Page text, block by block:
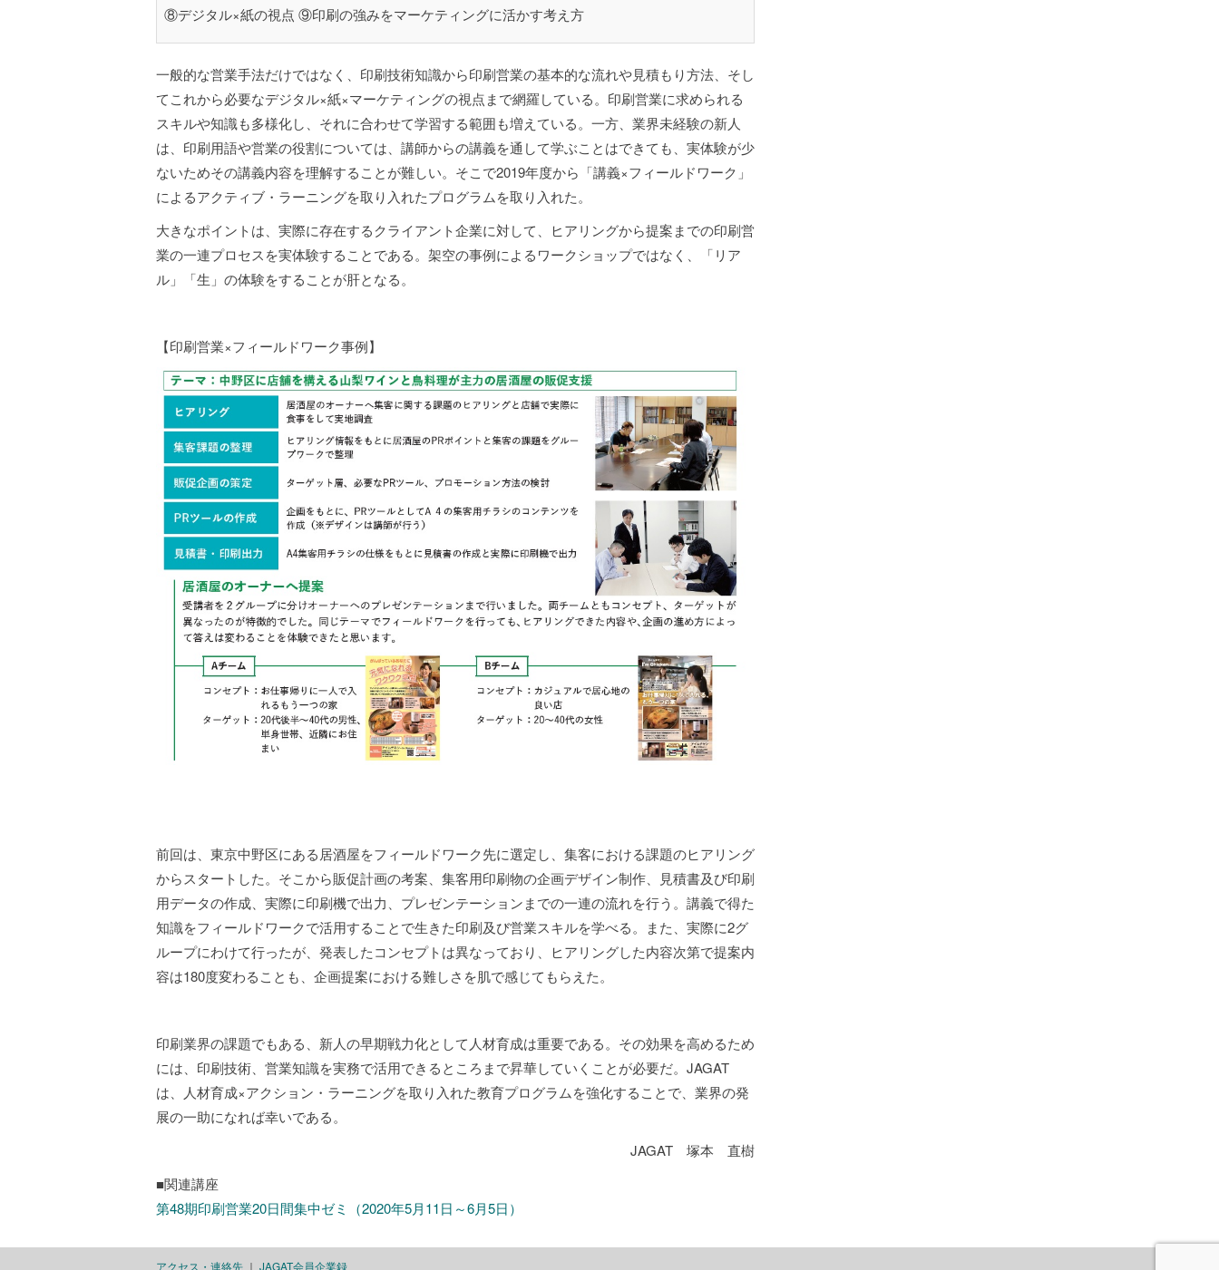
⑧デジタル×紙の視点 ⑨印刷の強みをマーケティングに活かす考え方
一般的な営業手法だけではなく、印刷技術知識から印刷営業の基本的な流れや見積もり方法、そし
てこれから必要なデジタル×紙×マーケティングの視点まで網羅している。印刷営業に求められる
スキルや知識も多様化し、それに合わせて学習する範囲も増えている。一方、業界未経験の新人
は、印刷用語や営業の役割については、講師からの講義を通して学ぶことはできても、実体験が少
ないためその講義内容を理解することが難しい。そこで2019年度から「講義×フィールドワーク」
によるアクティブ・ラーニングを取り入れたプログラムを取り入れた。
大きなポイントは、実際に存在するクライアント企業に対して、ヒアリングから提案までの印刷営
業の一連プロセスを実体験することである。架空の事例によるワークショップではなく、「リア
ル」「生」の体験をすることが肝となる。
【印刷営業×フィールドワーク事例】
前回は、東京中野区にある居酒屋をフィールドワーク先に選定し、集客における課題のヒアリング
からスタートした。そこから販促計画の考案、集客用印刷物の企画デザイン制作、見積書及び印刷
用データの作成、実際に印刷機で出力、プレゼンテーションまでの一連の流れを行う。講義で得た
知識をフィールドワークで活用することで生きた印刷及び営業スキルを学べる。また、実際に2グ
ループにわけて行ったが、発表したコンセプトは異なっており、ヒアリングした内容次第で提案内
容は180度変わることも、企画提案における難しさを肌で感じてもらえた。
印刷業界の課題でもある、新人の早期戦力化として人材育成は重要である。その効果を高めるため
には、印刷技術、営業知識を実務で活用できるところまで昇華していくことが必要だ。JAGAT
は、人材育成×アクション・ラーニングを取り入れた教育プログラムを強化することで、業界の発
展の一助になれば幸いである。
JAGAT 塚本 直樹
■関連講座
第48期印刷営業20日間集中ゼミ（2020年5月11日～6月5日）
アクセス・連絡先 ｜ JAGAT会員企業録